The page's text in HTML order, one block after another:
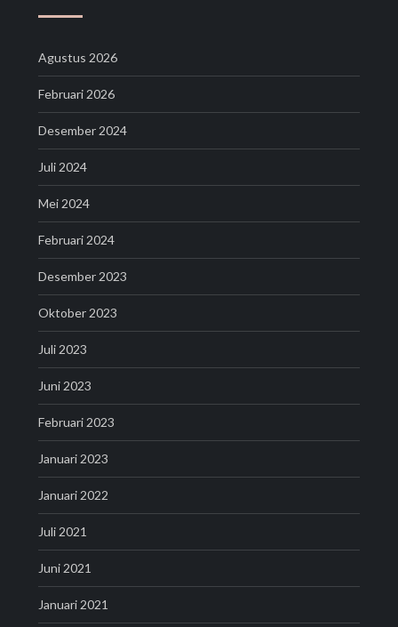
Agustus 2026
Februari 2026
Desember 2024
Juli 2024
Mei 2024
Februari 2024
Desember 2023
Oktober 2023
Juli 2023
Juni 2023
Februari 2023
Januari 2023
Januari 2022
Juli 2021
Juni 2021
Januari 2021